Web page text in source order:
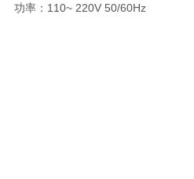
功率： 110~ 220V 50/60Hz